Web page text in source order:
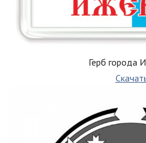
Герб города